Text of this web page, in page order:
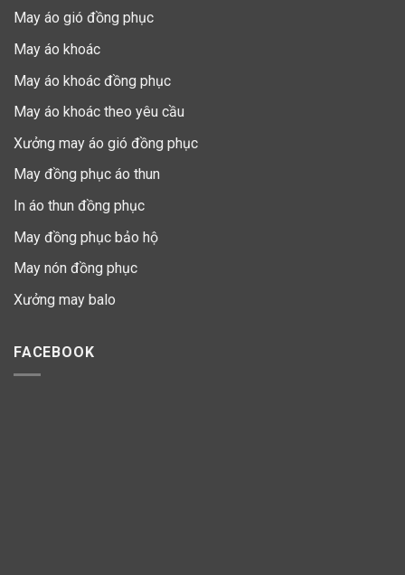
May áo gió đồng phục
May áo khoác
May áo khoác đồng phục
May áo khoác theo yêu cầu
Xưởng may áo gió đồng phục
May đồng phục áo thun
In áo thun đồng phục
May đồng phục bảo hộ
May nón đồng phục
Xưởng may balo
FACEBOOK